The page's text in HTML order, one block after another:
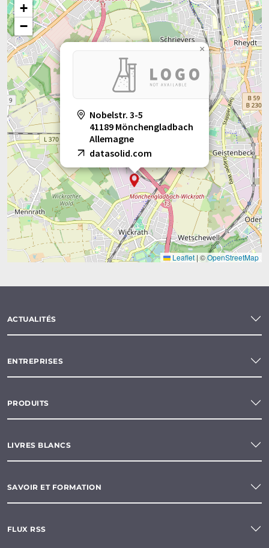
Nobelstr. 3-5
41189 Mönchengladbach
Allemagne
datasolid.com
×
+
−
Leaflet | ©OpenStreetMap
ACTUALITÉS
ENTREPRISES
PRODUITS
LIVRES BLANCS
SAVOIR ET FORMATION
FLUX RSS